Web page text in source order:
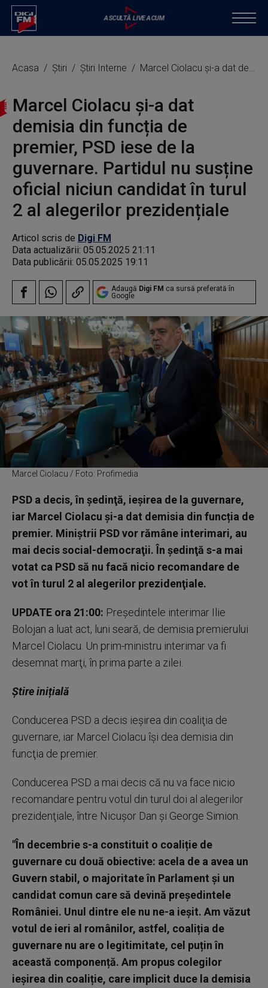
Acasa Știri Știri Interne Marcel Ciolacu și-a dat demisia din funcția de premier, PSD iese de la guvernare. Partidul nu susține oficial niciun candidat în turul 2 al alegerilor prezidențiale
Marcel Ciolacu și-a dat
demisia din funcția de
premier, PSD iese de la
guvernare. Partidul nu susține
oficial niciun candidat în turul
2 al alegerilor prezidențiale
Articol scris de Digi FM
Data actualizării: 05.05.2025 21:11
Data publicării: 05.05.2025 19:11
Adaugă Digi FM ca sursă preferată în
Google
Marcel Ciolacu / Foto: Profimedia
PSD a decis, în şedinţă, ieşirea de la guvernare,
iar Marcel Ciolacu și-a dat demisia din funcția de
premier. Miniştrii PSD vor rămâne interimari, au
mai decis social-democraţii. În şedinţă s-a mai
votat ca PSD să nu facă nicio recomandare de
vot în turul 2 al alegerilor prezidenţiale.
UPDATE ora 21:00: Preşedintele interimar Ilie
Bolojan a luat act, luni seară, de demisia premierului
Marcel Ciolacu. Un prim-ministru interimar va fi
desemnat marţi, în prima parte a zilei.
Știre inițială
Conducerea PSD a decis ieşirea din coaliţia de
guvernare, iar Marcel Ciolacu îşi dea demisia din
funcţia de premier.
Conducerea PSD a mai decis că nu va face nicio
recomandare pentru votul din turul doi al alegerilor
prezidenţiale, între Nicuşor Dan şi George Simion.
"În decembrie s-a constituit o coaliție de
guvernare cu două obiective: acela de a avea un
Guvern stabil, o majoritate în Parlament și un
candidat comun care să devină președintele
României. Unul dintre ele nu ne-a ieșit. Am văzut
votul de ieri al românilor, astfel, coaliția de
guvernare nu are o legitimitate, cel puțin în
această componență. Am propus colegilor
ieșirea din coaliție, care implicit duce la demisia